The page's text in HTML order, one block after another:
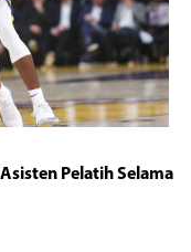
Pelatih Selama